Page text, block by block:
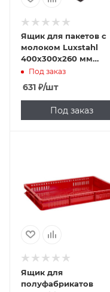
Ящик для пакетов с
молоком Luxstahl
400х300х260 мм
сплошной, финпак,
ПЭНД
Под заказ
631 ₽/шт
Под заказ
Ящик для
полуфабрикатов